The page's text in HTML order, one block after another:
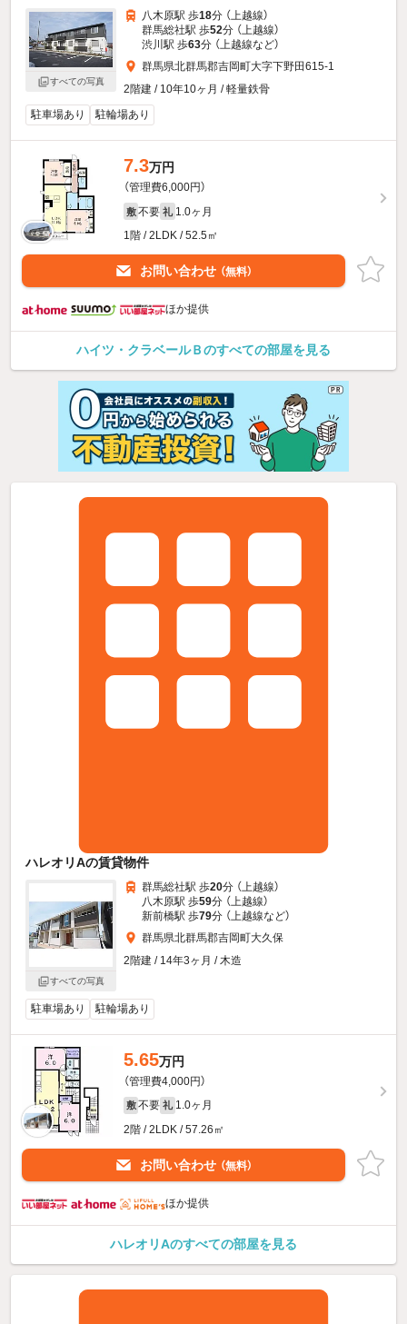
すべての写真
八木原駅 歩18分 （上越線）
群馬総社駅 歩52分 （上越線）
渋川駅 歩63分 （上越線など）
群馬県北群馬郡吉岡町大字下野田615-1
2階建 / 10年10ヶ月 / 軽量鉄骨
駐車場あり
駐輪場あり
7.3万円
（管理費6,000円）
敷 不要 礼 1.0ヶ月
1階 / 2LDK / 52.5㎡
お問い合わせ （無料）
ほか提供
ハイツ・クラベールＢのすべての部屋を見る
ハレオリAの賃貸物件
すべての写真
群馬総社駅 歩20分 （上越線）
八木原駅 歩59分 （上越線）
新前橋駅 歩79分 （上越線など）
群馬県北群馬郡吉岡町大久保
2階建 / 14年3ヶ月 / 木造
駐車場あり 駐輪場あり
5.65万円
（管理費4,000円）
敷 不要 礼 1.0ヶ月
2階 / 2LDK / 57.26㎡
お問い合わせ （無料）
ほか提供
ハレオリAのすべての部屋を見る